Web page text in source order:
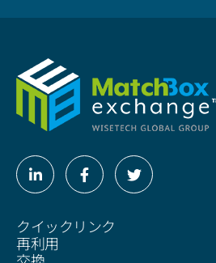
クイックリンク
再利用
Linkedin-
in
Facebook-
f
Twitter